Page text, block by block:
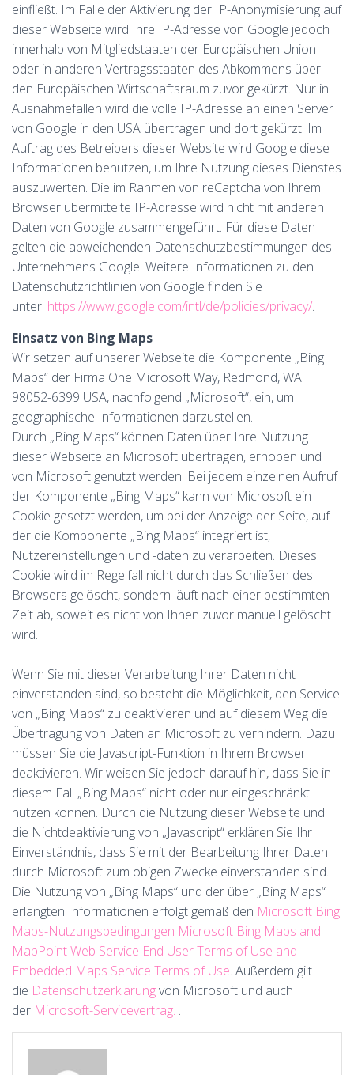
einfließt. Im Falle der Aktivierung der IP-Anonymisierung auf
dieser Webseite wird Ihre IP-Adresse von Google jedoch
innerhalb von Mitgliedstaaten der Europäischen Union
oder in anderen Vertragsstaaten des Abkommens über
den Europäischen Wirtschaftsraum zuvor gekürzt. Nur in
Ausnahmefällen wird die volle IP-Adresse an einen Server
von Google in den USA übertragen und dort gekürzt. Im
Auftrag des Betreibers dieser Website wird Google diese
Informationen benutzen, um Ihre Nutzung dieses Dienstes
auszuwerten. Die im Rahmen von reCaptcha von Ihrem
Browser übermittelte IP-Adresse wird nicht mit anderen
Daten von Google zusammengeführt. Für diese Daten
gelten die abweichenden Datenschutzbestimmungen des
Unternehmens Google. Weitere Informationen zu den
Datenschutzrichtlinien von Google finden Sie
unter: https://www.google.com/intl/de/policies/privacy/.
Einsatz von Bing Maps
Wir setzen auf unserer Webseite die Komponente „Bing
Maps“ der Firma One Microsoft Way, Redmond, WA
98052-6399 USA, nachfolgend „Microsoft“, ein, um
geographische Informationen darzustellen.
Durch „Bing Maps“ können Daten über Ihre Nutzung
dieser Webseite an Microsoft übertragen, erhoben und
von Microsoft genutzt werden. Bei jedem einzelnen Aufruf
der Komponente „Bing Maps“ kann von Microsoft ein
Cookie gesetzt werden, um bei der Anzeige der Seite, auf
der die Komponente „Bing Maps“ integriert ist,
Nutzereinstellungen und -daten zu verarbeiten. Dieses
Cookie wird im Regelfall nicht durch das Schließen des
Browsers gelöscht, sondern läuft nach einer bestimmten
Zeit ab, soweit es nicht von Ihnen zuvor manuell gelöscht
wird.
Wenn Sie mit dieser Verarbeitung Ihrer Daten nicht
einverstanden sind, so besteht die Möglichkeit, den Service
von „Bing Maps“ zu deaktivieren und auf diesem Weg die
Übertragung von Daten an Microsoft zu verhindern. Dazu
müssen Sie die Javascript-Funktion in Ihrem Browser
deaktivieren. Wir weisen Sie jedoch darauf hin, dass Sie in
diesem Fall „Bing Maps“ nicht oder nur eingeschränkt
nutzen können. Durch die Nutzung dieser Webseite und
die Nichtdeaktivierung von „Javascript“ erklären Sie Ihr
Einverständnis, dass Sie mit der Bearbeitung Ihrer Daten
durch Microsoft zum obigen Zwecke einverstanden sind.
Die Nutzung von „Bing Maps“ und der über „Bing Maps“
erlangten Informationen erfolgt gemäß den Microsoft Bing
Maps-Nutzungsbedingungen Microsoft Bing Maps and
MapPoint Web Service End User Terms of Use and
Embedded Maps Service Terms of Use. Außerdem gilt
die Datenschutzerklärungvon Microsoft und auch
der Microsoft-Servicevertrag. .